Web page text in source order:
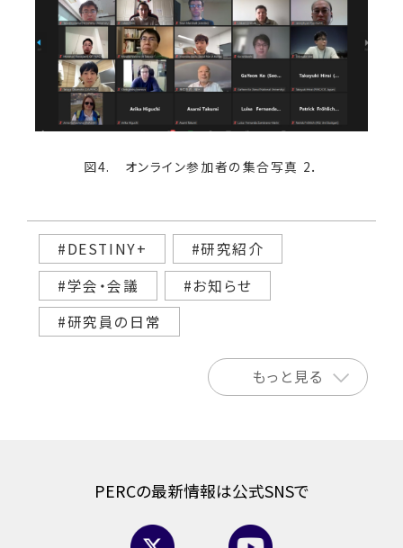
図4. オンライン参加者の集合写真 2．
#DESTINY+
#研究紹介
#学会・会議
#お知らせ
#研究員の日常
もっと見る
PERCの最新情報は公式SNSで